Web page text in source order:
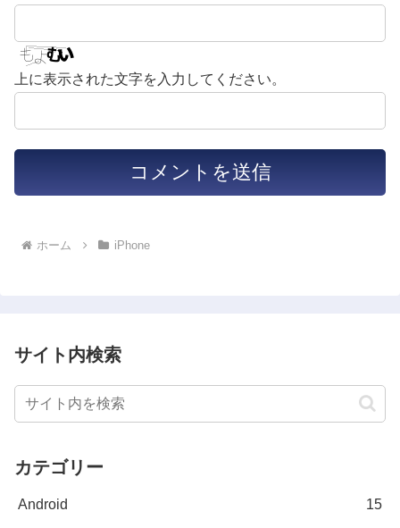
上に表示された文字を入力してください。
ホーム iPhone
サイト内検索
カテゴリー
Android 15